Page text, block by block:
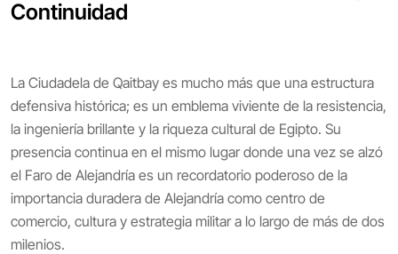
Continuidad
La Ciudadela de Qaitbay es mucho más que una estructura
defensiva histórica; es un emblema viviente de la resistencia,
la ingeniería brillante y la riqueza cultural de Egipto. Su
presencia continua en el mismo lugar donde una vez se alzó
el Faro de Alejandría es un recordatorio poderoso de la
importancia duradera de Alejandría como centro de
comercio, cultura y estrategia militar a lo largo de más de dos
milenios.